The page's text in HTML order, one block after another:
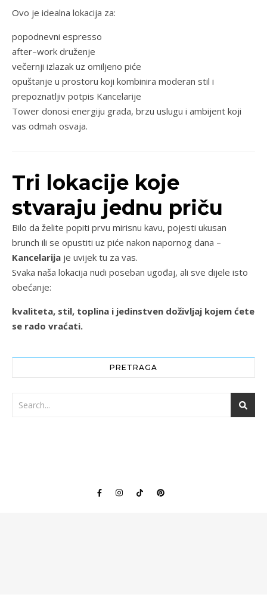
Ovo je idealna lokacija za:
popodnevni espresso
after–work druženje
večernji izlazak uz omiljeno piće
opuštanje u prostoru koji kombinira moderan stil i
prepoznatljiv potpis Kancelarije
Tower donosi energiju grada, brzu uslugu i ambijent koji
vas odmah osvaja.
Tri lokacije koje
stvaraju jednu priču
Bilo da želite popiti prvu mirisnu kavu, pojesti ukusan
brunch ili se opustiti uz piće nakon napornog dana –
Kancelarija je uvijek tu za vas.
Svaka naša lokacija nudi poseban ugođaj, ali sve dijele isto
obećanje:
kvaliteta, stil, toplina i jedinstven doživljaj kojem ćete
se rado vraćati.
PRETRAGA